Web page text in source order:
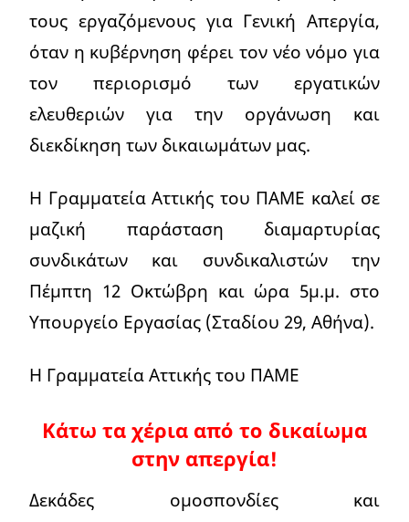
τους εργαζόμενους για Γενική Απεργία,
όταν η κυβέρνηση φέρει τον νέο νόμο για
τον περιορισμό των εργατικών
ελευθεριών για την οργάνωση και
διεκδίκηση των δικαιωμάτων μας.
Η Γραμματεία Αττικής του ΠΑΜΕ καλεί σε
μαζική παράσταση διαμαρτυρίας
συνδικάτων και συνδικαλιστών την
Πέμπτη 12 Οκτώβρη και ώρα 5μ.μ. στο
Υπουργείο Εργασίας (Σταδίου 29, Αθήνα).
Η Γραμματεία Αττικής του ΠΑΜΕ
Κάτω τα χέρια από το δικαίωμα
στην απεργία!
Δεκάδες ομοσπονδίες και